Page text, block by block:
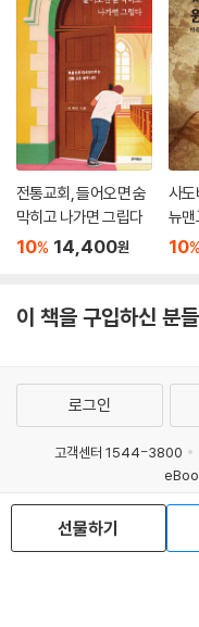
전통교회, 들어오면 숨
막히고 나가면 그립다
10% 14,400원
사도
뉴맨
10%
이 책을 구입하신 분
선물하기
로그인
고객센터 1544-3800
예스이
이용약관